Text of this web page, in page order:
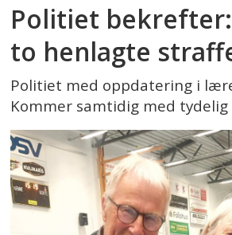
Politiet bekrefter:
to henlagte
Politiet med oppdatering i
Kommer samtidig med